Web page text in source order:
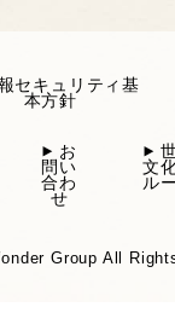
セキュリティ基
本方針
お
問い
合わ
せ
文
ル
Group All